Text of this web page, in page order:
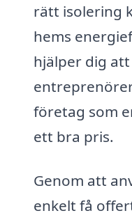
rätt isolering
hems
hjälper dig
företag som
ett bra pris.
Genom att
enkelt få